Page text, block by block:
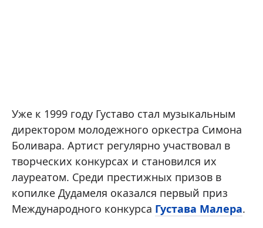
Уже к 1999 году Густаво стал музыкальным
директором молодежного оркестра Симона
Боливара. Артист регулярно участвовал в
творческих конкурсах и становился их
лауреатом. Среди престижных призов в
копилке Дудамеля оказался первый приз
Международного конкурса Густава Малера.